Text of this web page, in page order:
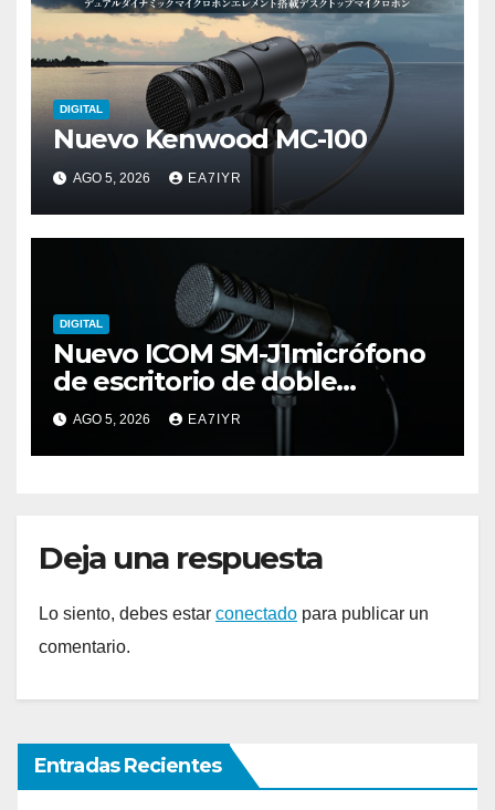
DIGITAL
Nuevo Kenwood MC-100
AGO 5, 2026 EA7IYR
DIGITAL
Nuevo ICOM SM-J1micrófono
de escritorio de doble
elemento premium
AGO 5, 2026 EA7IYR
Deja una respuesta
Lo siento, debes estar conectado para publicar un
comentario.
Entradas Recientes